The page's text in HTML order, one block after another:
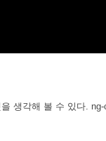
생각해 볼 수 있다.